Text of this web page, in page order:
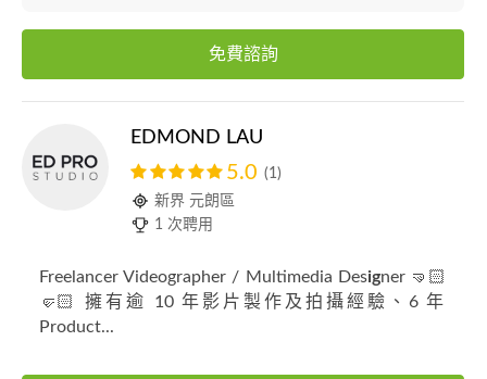
免費諮詢
EDMOND LAU
5.0 (1)
新界 元朗區
1 次聘用
Freelancer Videographer / Multimedia Designer 🤜🏻
🤛🏻 擁有逾 10 年影片製作及拍攝經驗、6 年
Product...